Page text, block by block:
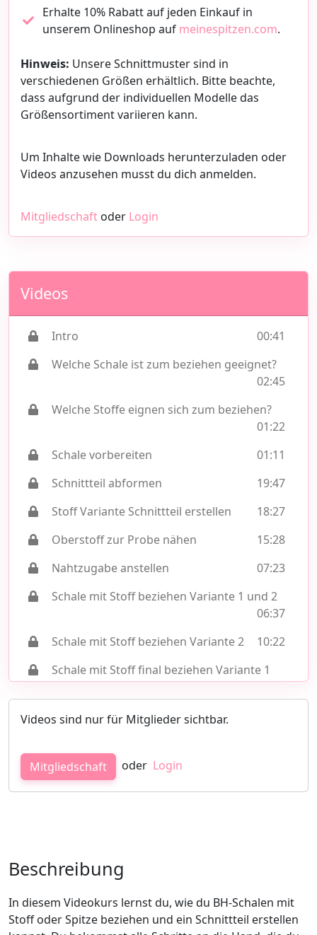
Erhalte 10% Rabatt auf jeden Einkauf in
unserem Onlineshop auf meinespitzen.com.
Hinweis: Unsere Schnittmuster sind in
verschiedenen Größen erhältlich. Bitte beachte,
dass aufgrund der individuellen Modelle das
Größensortiment variieren kann.
Um Inhalte wie Downloads herunterzuladen oder
Videos anzusehen musst du dich anmelden.
Mitgliedschaft oder Login
Videos
Intro
00:41
Welche Schale ist zum beziehen geeignet?
02:45
Welche Stoffe eignen sich zum beziehen?
01:22
Schale vorbereiten
01:11
Schnittteil abformen
19:47
Stoff Variante Schnittteil erstellen
18:27
Oberstoff zur Probe nähen
15:28
Nahtzugabe anstellen
07:23
Schale mit Stoff beziehen Variante 1 und 2
06:37
Schale mit Stoff beziehen Variante 2
10:22
Schale mit Stoff final beziehen Variante 1
und 2
08:35
Schnittteil mit Spitze abformen
Spitzencup zur Probe nähen
Videos sind nur für Mitglieder sichtbar.
Mitgliedschaft oder Login
Beschreibung
In diesem Videokurs lernst du, wie du BH-Schalen mit
Stoff oder Spitze beziehen und ein Schnittteil erstellen